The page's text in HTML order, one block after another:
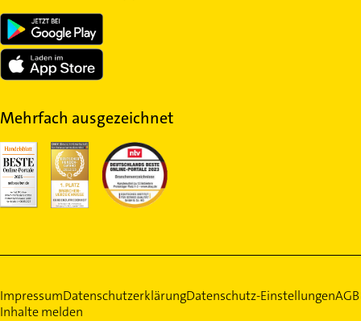
Mehrfach ausgezeichnet
ImpressumDatenschutzerklärungDatenschutz-EinstellungenAGB
Inhalte melden